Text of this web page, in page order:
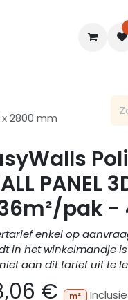
Blogs
2800 mm
PANEL
pak -
enkel op
in het winkelmandje
aan dit tarief uit te
€ m²